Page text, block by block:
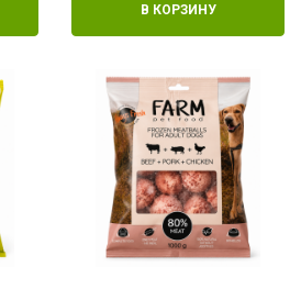
В КОРЗИНУ